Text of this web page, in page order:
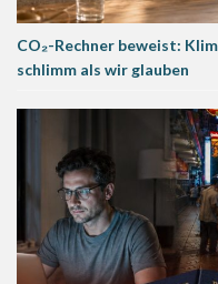
CO₂-Rechner beweist:
schlimm als wir glauben